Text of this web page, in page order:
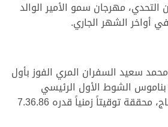
التحدي، مهرجان سمو الأمير الوالد
أواخر الشهر الجاري.
سعيد السفران المري الفوز بأول
الشوط الأول الرئيسي
المخصص للقايا بكار إنتاج، محققة توقيتاً زمنياً قدره 7.36.86